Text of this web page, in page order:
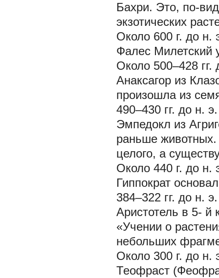
Бахри. Это, по-
экзотических
Около 600 г. до н.
Фалес Милетский
Около 500–428 гг.
Анаксагор из
произошла из
490–430 гг. до н. э.
Эмпедокл из
раньше животных.
целого, а
Около 440 г. до н.
Гиппократ
384–322 гг. до н. э.
Аристотель в 5- й
«Учении о
небольших
Около 300 г. до н.
Теофраст